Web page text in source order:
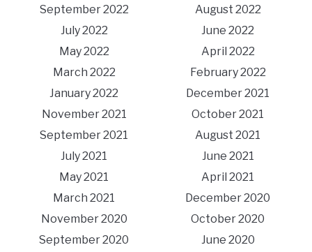
September 2022
August 2022
July 2022
June 2022
May 2022
April 2022
March 2022
February 2022
January 2022
December 2021
November 2021
October 2021
September 2021
August 2021
July 2021
June 2021
May 2021
April 2021
March 2021
December 2020
November 2020
October 2020
September 2020
June 2020